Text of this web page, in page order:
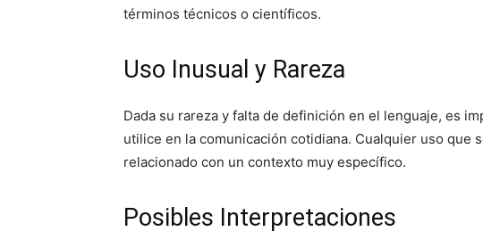
términos técnicos o científicos.
Uso Inusual y Rareza
Dada su rareza y falta de definición en el lenguaje, es
utilice en la comunicación cotidiana. Cualquier uso que
relacionado con un contexto muy específico.
Posibles Interpretaciones